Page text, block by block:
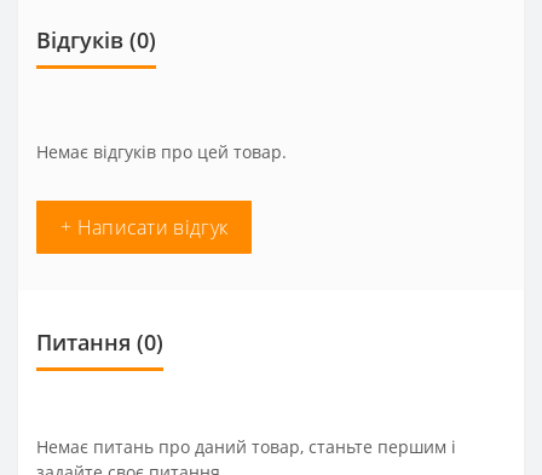
Відгуків (0)
Немає відгуків про цей товар.
+ Написати відгук
Питання (0)
Немає питань про даний товар, станьте першим і